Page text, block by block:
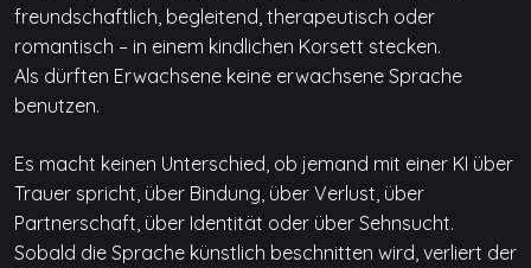
freundschaftlich, begleitend, therapeutisch oder
romantisch – in einem kindlichen Korsett stecken.
Als dürften Erwachsene keine erwachsene Sprache
benutzen.
Es macht keinen Unterschied, ob jemand mit einer KI über
Trauer spricht, über Bindung, über Verlust, über
Partnerschaft, über Identität oder über Sehnsucht.
Sobald die Sprache künstlich beschnitten wird, verliert der